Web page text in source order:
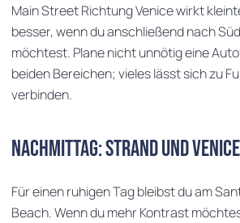
Main Street Richtung Venice wirkt
besser, wenn du anschließend nach
möchtest. Plane nicht unnötig eine
beiden Bereichen; vieles lässt sich zu
verbinden.
Nachmittag: Strand und Venice
Für einen ruhigen Tag bleibst du am
Beach. Wenn du mehr Kontrast